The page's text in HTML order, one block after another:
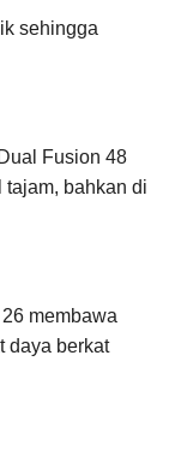
sehingga
Fusion 48
tajam, bahkan di
membawa
daya berkat